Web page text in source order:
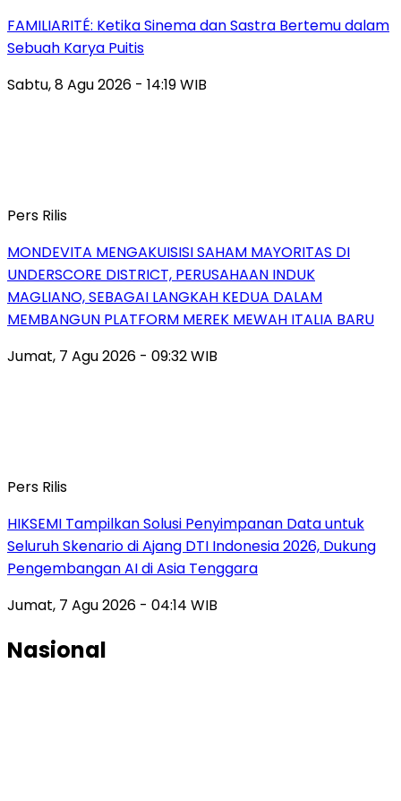
FAMILIARITÉ: Ketika Sinema dan Sastra Bertemu dalam
Sebuah Karya Puitis
Sabtu, 8 Agu 2026 - 14:19 WIB
Pers Rilis
MONDEVITA MENGAKUISISI SAHAM MAYORITAS DI
UNDERSCORE DISTRICT, PERUSAHAAN INDUK
MAGLIANO, SEBAGAI LANGKAH KEDUA DALAM
MEMBANGUN PLATFORM MEREK MEWAH ITALIA BARU
Jumat, 7 Agu 2026 - 09:32 WIB
Pers Rilis
HIKSEMI Tampilkan Solusi Penyimpanan Data untuk
Seluruh Skenario di Ajang DTI Indonesia 2026, Dukung
Pengembangan AI di Asia Tenggara
Jumat, 7 Agu 2026 - 04:14 WIB
Nasional